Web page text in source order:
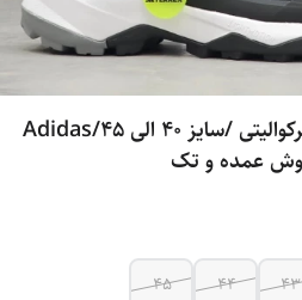
کتونی آدیداس ترکس مسترکوالیتی /سایز 40 الی 45/Adidas
43
44
45